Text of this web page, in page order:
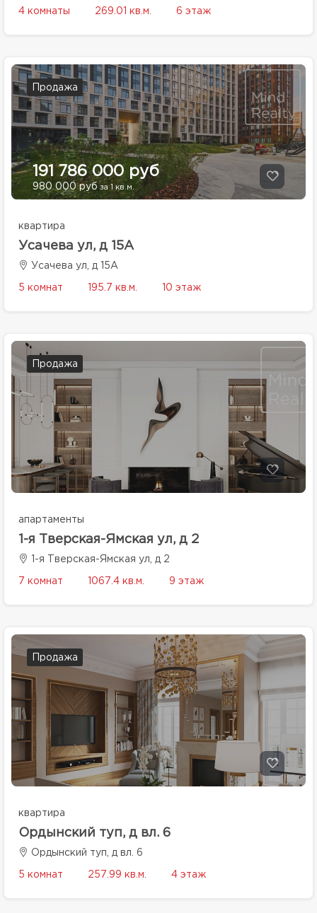
4 комнаты 269.01 кв.м. 6 этаж
Продажа
191 786 000 руб
980 000 руб за 1 кв.м.
квартира
Усачева ул, д 15А
Усачева ул, д 15А
5 комнат 195.7 кв.м. 10 этаж
Продажа
апартаменты
1-я Тверская-Ямская ул, д 2
1-я Тверская-Ямская ул, д 2
7 комнат 1067.4 кв.м. 9 этаж
Продажа
квартира
Ордынский туп, д вл. 6
Ордынский туп, д вл. 6
5 комнат 257.99 кв.м. 4 этаж